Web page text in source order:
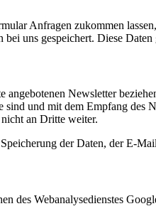
Anfragen zukommen
bei uns gespeichert. Diese
angebotenen Newsletter
sind und mit dem Empfang des
an Dritte weiter.
der Daten, der E-
des Webanalysedienstes